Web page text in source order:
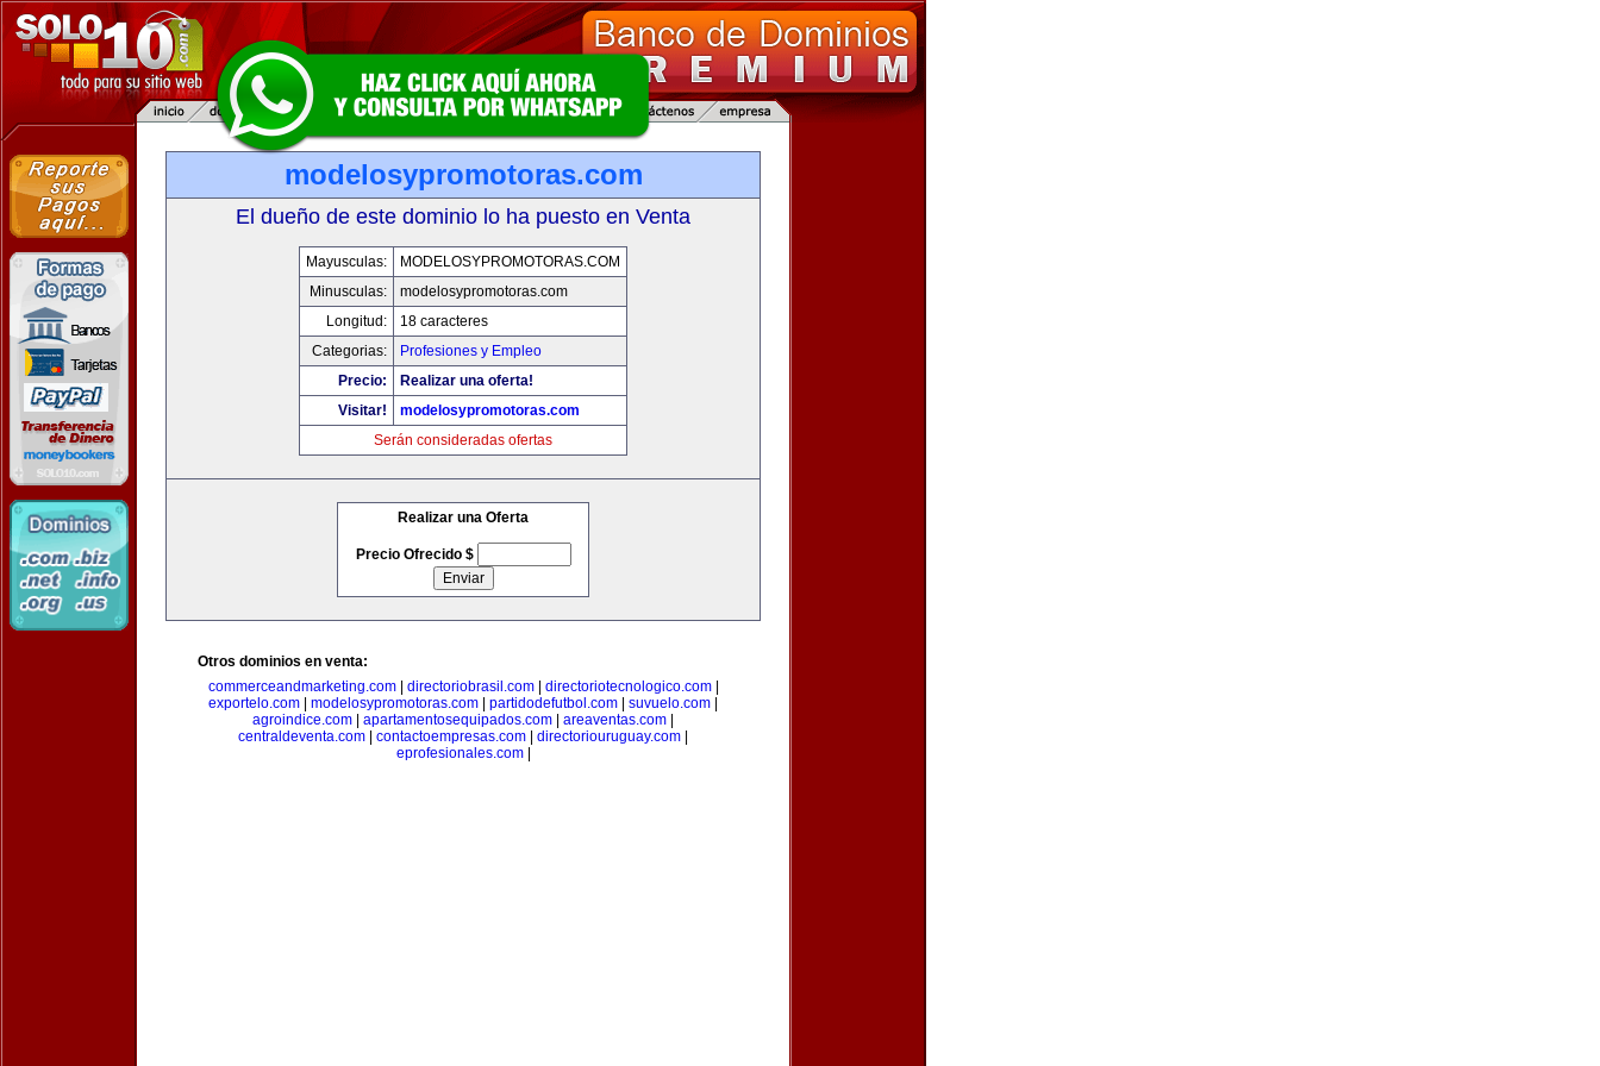
modelosypromotoras.com
El dueño de este dominio lo ha puesto en Venta
Mayusculas:
MODELOSYPROMOTORAS.COM
Minusculas:
modelosypromotoras.com
Longitud:
18 caracteres
Categorias:
Profesiones y Empleo
Precio:
Realizar una oferta!
Visitar!
modelosypromotoras.com
Serán consideradas ofertas
Realizar una Oferta
Precio Ofrecido $
Otros dominios en venta:
commerceandmarketing.com| directoriobrasil.com| directoriotecnologico.com|
exportelo.com
modelosypromotoras.com partidodefutbol.com suvuelo.com
agroindice.com
apartamentosequipados.com areaventas.com
centraldeventa.com
contactoempresas.com directoriouruguay.com
eprofesionales.com|